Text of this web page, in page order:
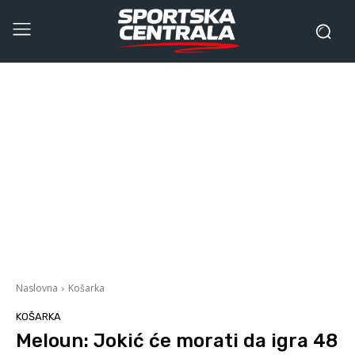
Naslovna Košarka
KOŠARKA
Meloun: Jokić će morati da igra 48